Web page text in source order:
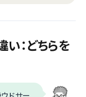
：どちらを